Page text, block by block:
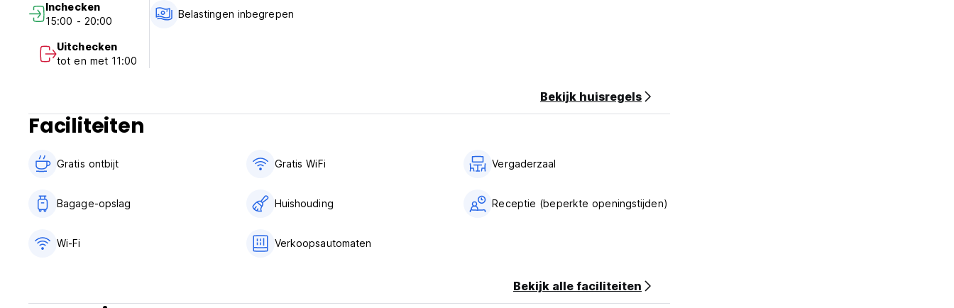
Inchecken
15:00 - 20:00
Uitchecken
tot en met 11:00
Belastingen inbegrepen
Bekijk huisregels
Faciliteiten
Gratis ontbijt‎ Gratis WiFi Vergaderzaal
Bagage-opslag Huishouding Receptie (beperkte openingstijden)
Wi-Fi Verkoopsautomaten
Bekijk alle faciliteiten